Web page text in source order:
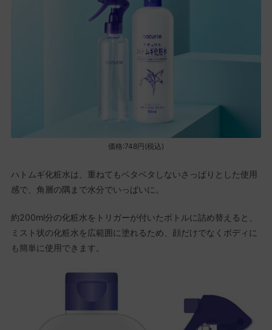
価格:748円(税込)
ハトムギ化粧水は、重ねてもベタベタしないさっぱりとした使用
感で、角層の隅まで水分でいっぱいに。
約200ml分の化粧水をトリガーが付いたボトルに詰め替えると、
ミスト状の化粧水を広範囲に塗れるため、顔だけでなくボディに
も簡単に使用できます。